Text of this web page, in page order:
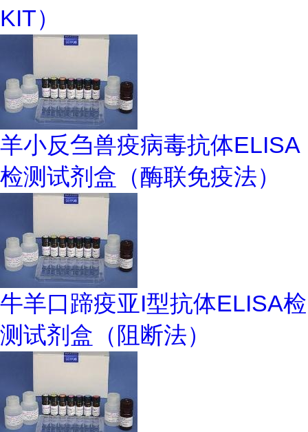
KIT）
羊小反刍兽疫病毒抗体ELISA
检测试剂盒（酶联免疫法）
牛羊口蹄疫亚I型抗体ELISA检
测试剂盒（阻断法）